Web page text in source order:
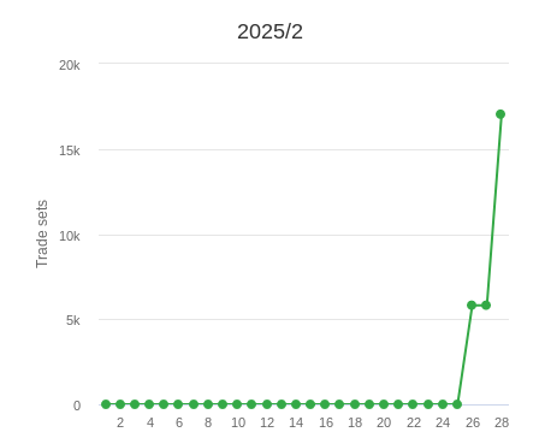
Trade sets
2025/2
2 4 6 8 10 12 14 16 18 20 22 24 26 28
0
5k
10k
15k
20k